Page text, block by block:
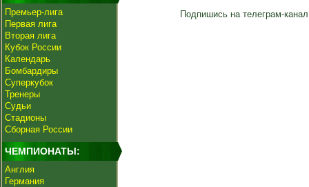
Премьер-лига
Первая лига
Вторая лига
Кубок России
Календарь
Бомбардиры
Суперкубок
Тренеры
Судьи
Стадионы
Сборная России
ЧЕМПИОНАТЫ:
Англия
Германия
Подпишись на телеграм-